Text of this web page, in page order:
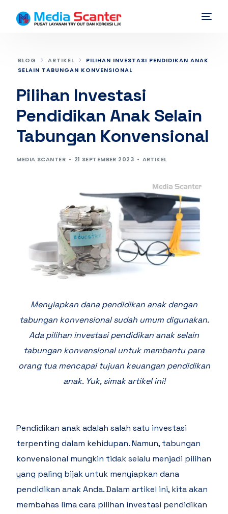
BLOG ARTIKEL
PILIHAN INVESTASI PENDIDIKAN ANAK
SELAIN TABUNGAN KONVENSIONAL
Pilihan Investasi
Pendidikan Anak Selain
Tabungan Konvensional
MEDIA SCANTER 21 SEPTEMBER 2023 ARTIKEL
Menyiapkan dana pendidikan anak dengan
tabungan konvensional sudah umum digunakan.
Ada pilihan investasi pendidikan anak selain
tabungan konvensional untuk membantu para
orang tua mencapai tujuan keuangan pendidikan
anak. Yuk, simak artikel ini!
Pendidikan anak adalah salah satu investasi
terpenting dalam kehidupan. Namun, tabungan
konvensional mungkin tidak selalu menjadi pilihan
yang paling bijak untuk menyiapkan dana
pendidikan anak Anda. Dalam artikel ini, kita akan
membahas lima cara pilihan investasi pendidikan